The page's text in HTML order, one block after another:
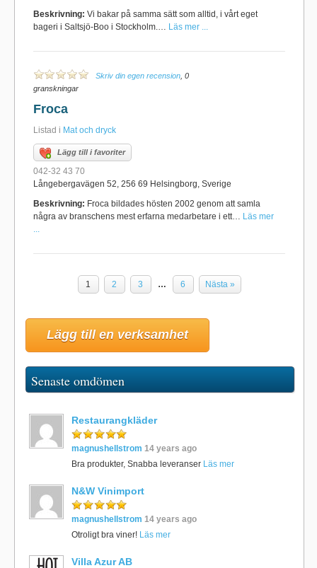
Beskrivning: Vi bakar på samma sätt som alltid, i vårt eget
bageri i Saltsjö-Boo i Stockholm.… Läs mer ...
Skriv din egen recension , 0
granskningar
Froca
Listad i Mat och dryck
Lägg till i favoriter
042-32 43 70
Långebergavägen 52, 256 69 Helsingborg, Sverige
Beskrivning: Froca bildades hösten 2002 genom att samla
några av branschens mest erfarna medarbetare i ett… Läs mer
...
1 2 3 … 6 Nästa »
Lägg till en verksamhet
Senaste omdömen
Restaurangkläder
magnushellstrom 14 years ago
Bra produkter, Snabba leveranser Läs mer
N&W Vinimport
magnushellstrom 14 years ago
Otroligt bra viner! Läs mer
Villa Azur AB